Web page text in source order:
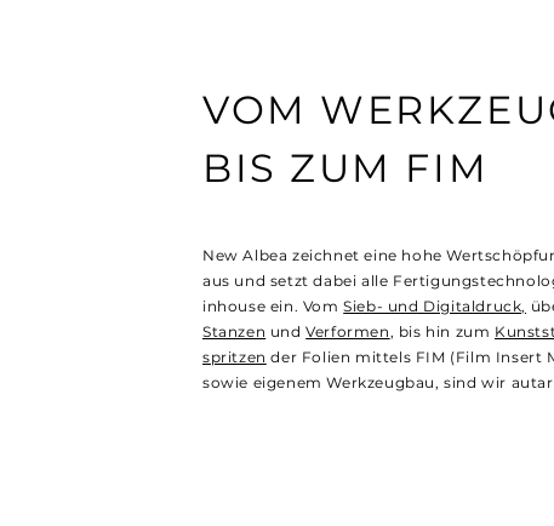
VOM
BIS ZUM FIM
New Albea zeichnet eine hohe
aus und setzt dabei alle
inhouse ein. VomSieb- und Digitaldruck,
Stanzen undVerformen, bis hin zum
spritzen der Folien mittels FIM (Film Insert
sowie eigenem Werkzeugbau, sind wir